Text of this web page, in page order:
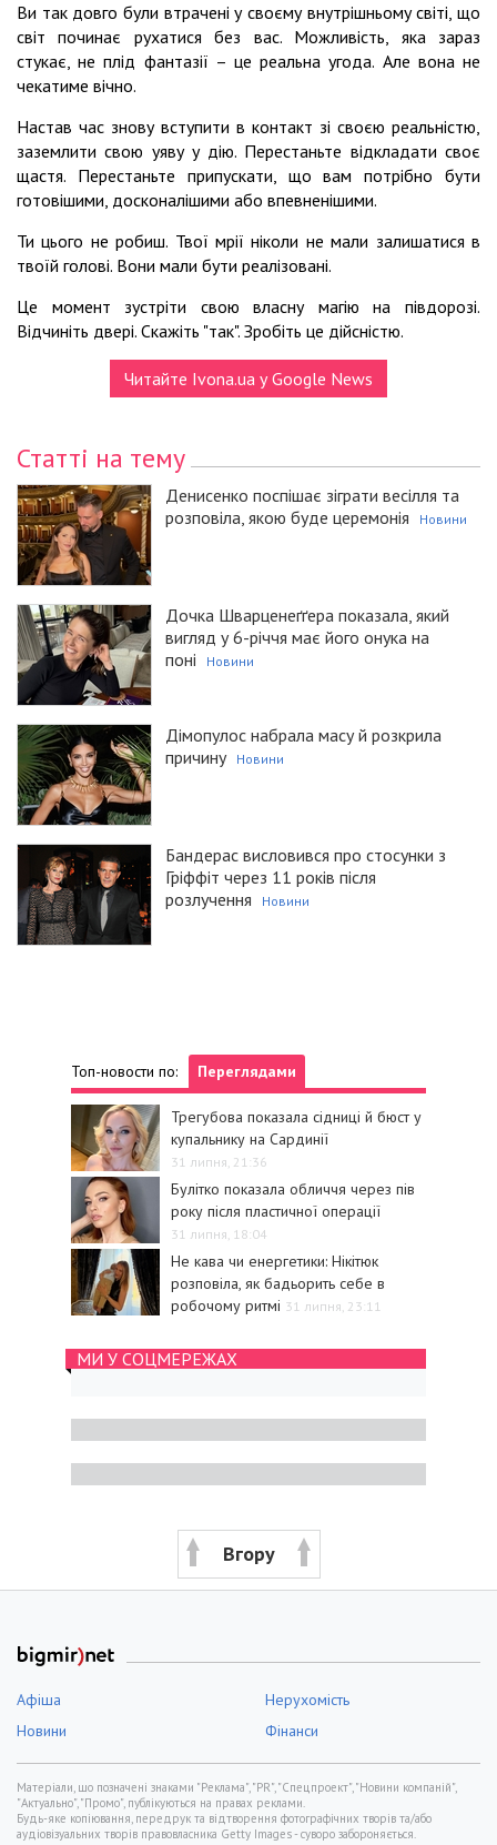
Ви так довго були втрачені у своєму внутрішньому світі, що
світ починає рухатися без вас. Можливість, яка зараз
стукає, не плід фантазії – це реальна угода. Але вона не
чекатиме вічно.
Настав час знову вступити в контакт зі своєю реальністю,
заземлити свою уяву у дію. Перестаньте відкладати своє
щастя. Перестаньте припускати, що вам потрібно бути
готовішими, досконалішими або впевненішими.
Ти цього не робиш. Твої мрії ніколи не мали залишатися в
твоїй голові. Вони мали бути реалізовані.
Це момент зустріти свою власну магію на півдорозі.
Відчиніть двері. Скажіть "так". Зробіть це дійсністю.
Читайте Ivona.ua у Google News
Статті на тему
Денисенко поспішає зіграти весілля та
розповіла, якою буде церемонія
Новини
Дочка Шварценеґґера показала, який
вигляд у 6-річчя має його онука на
поні
Новини
Дімопулос набрала масу й розкрила
причину
Новини
Бандерас висловився про стосунки з
Гріффіт через 11 років після
розлучення
Новини
Топ-новости по: Переглядами
Трегубова показала сідниці й бюст у
купальнику на Сардинії
31 липня, 21:36
Булітко показала обличчя через пів
року після пластичної операції
31 липня, 18:04
Не кава чи енергетики: Нікітюк
розповіла, як бадьорить себе в
робочому ритмі 31 липня, 23:11
МИ У СОЦМЕРЕЖАХ
Вгору
Афіша
Нерухомість
Новини
Фінанси
Матеріали, що позначені знаками "Реклама", "PR", "Спецпроект", "Новини компаній",
"Актуально", "Промо", публікуються на правах реклами.
Будь-яке копіювання, передрук та відтворення фотографічних творів та/або
аудіовізуальних творів правовласника Getty Images - суворо забороняється.